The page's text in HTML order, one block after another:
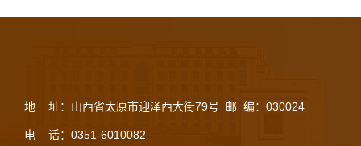
地 址：山西省太原市迎泽西大街79号 邮 编：030024
电 话：0351-6010082